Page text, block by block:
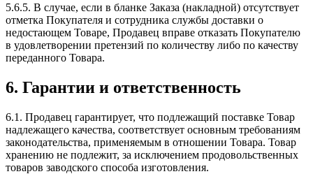
5.6.5. В случае, если в бланке Заказа (накладной) отсутствует
отметка Покупателя и сотрудника службы доставки о
недостающем Товаре, Продавец вправе отказать Покупателю
в удовлетворении претензий по количеству либо по качеству
переданного Товара.
6. Гарантии и ответственность
6.1. Продавец гарантирует, что подлежащий поставке Товар
надлежащего качества, соответствует основным требованиям
законодательства, применяемым в отношении Товара. Товар
хранению не подлежит, за исключением продовольственных
товаров заводского способа изготовления.